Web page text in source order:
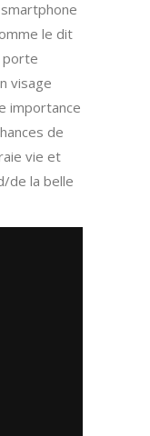
le dit
porte
visage
importance
de
vie et
de la belle